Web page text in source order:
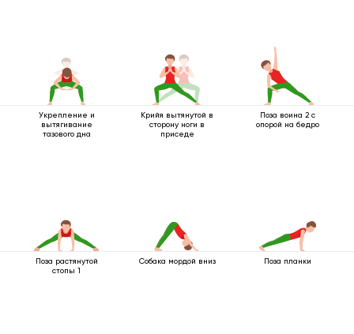
Укрепление и
вытягивание
тазового дна
Крийя вытянутой в
сторону ноги в
приседе
Поза воина 2 с
опорой на бедро
Поза растянутой
стопы 1
Собака мордой вниз Поза планки